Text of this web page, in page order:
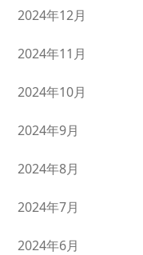
2024年12月
2024年11月
2024年10月
2024年9月
2024年8月
2024年7月
2024年6月